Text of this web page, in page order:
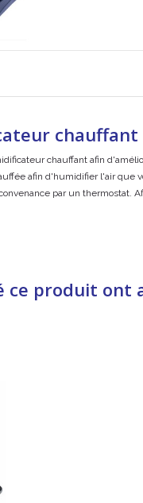
chauffant
chauffant afin
afin d'humidifier l'air
par un
ce produit ont